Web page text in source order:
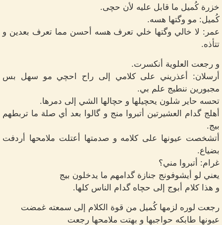
خزرة كُميل ما قابل عليه لأن حچى.
كُميل: مو وگتها هسه.
عمر: لا خالي وگتها خلي تعرف هسه أحسن مما تعرف بعدين و
تتأذه.
و رجعت العلوية أنكسرت.
أرسلان: أعذريني على كلامي إلى راح احچي مو سهل بس
مجبورين ننطيج علم بي.
تحسه حاير شلون يحچيلها و حچالها الشي إلى دمرها.
أهلج گدام العشيرتين أتبروا منج و گالوا بعد أي صلة ما تربطهم
بيج.
أتشخصت عيونها على كلامه و صدمتها أعتلت ملامحها أردفت
بضياع.
غرام: أتبروا مني؟
يعني لو أيشوفونج جنازة گدامهم ما يدخلون بيج
و هذا كلام أبوج إلى حچاه گدام الناس كلها.
رجعت لوره لزمها كُميل من قوة الكلام إلى سمعته غمضت
عيونها طابكه حواجبها و بهتت ملامحها رجعت